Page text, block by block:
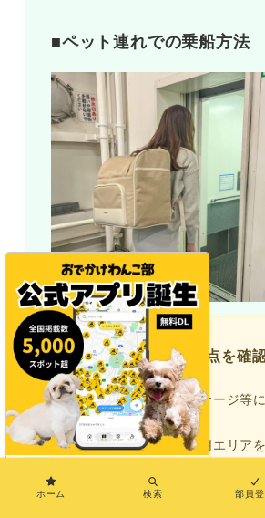
■ペット連れでの乗船方法
乗船時の注意点を確
・乗下船時はペットケージ等
ち運んでください
・乗船中、ペット専用エリア
ィズペット個室を利用してく
ホーム 検索 部員